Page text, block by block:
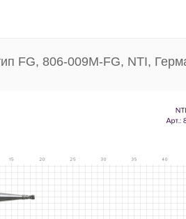
FG, 806-009M-FG, NTI,